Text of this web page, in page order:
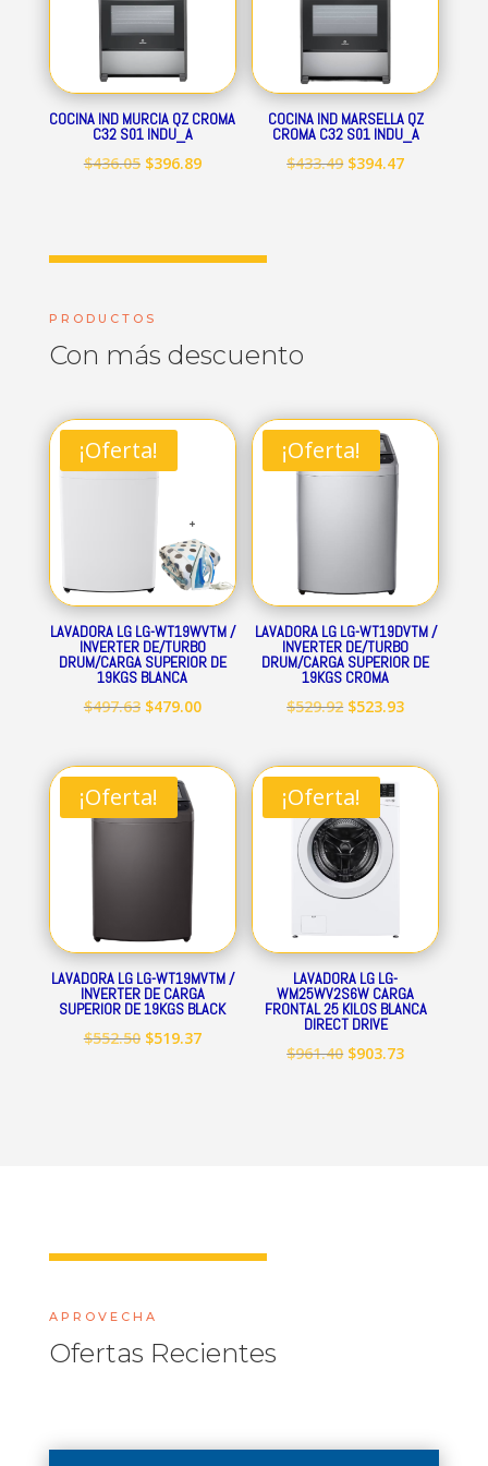
COCINA IND MURCIA QZ CROMA
C32 S01 INDU_A
$436.05 El
$396.89El
COCINA IND MARSELLA QZ
CROMA C32 S01 INDU_A
$433.49 El
$394.47El
PRODUCTOS
Con más descuento
¡Oferta!
LAVADORA LG LG-WT19WVTM /
INVERTER DE/TURBO
DRUM/CARGA SUPERIOR DE
19KGS BLANCA
$497.63 El
original
era:
$497.63.
$479.00El
actual
¡Oferta!
LAVADORA LG LG-WT19DVTM /
INVERTER DE/TURBO
DRUM/CARGA SUPERIOR DE
19KGS CROMA
$529.92 El
original
era:
$529.92.
$523.93El
actual
¡Oferta!
LAVADORA LG LG-WT19MVTM /
INVERTER DE CARGA
SUPERIOR DE 19KGS BLACK
$552.50 El
$519.37El
¡Oferta!
LAVADORA LG LG-
WM25WV2S6W CARGA
FRONTAL 25 KILOS BLANCA
DIRECT DRIVE
$961.40 El
$903.73El
APROVECHA
Ofertas Recientes